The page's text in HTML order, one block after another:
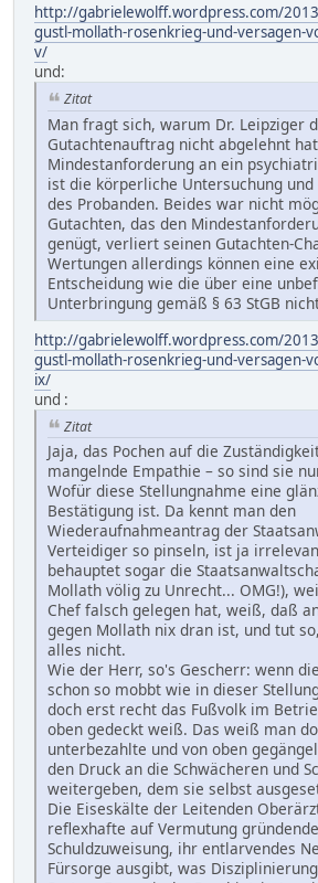
http://gabrielewolff.wordpress.com/
gustl-mollath-rosenkrieg-und-versagen-
v/
und:
Zitat
Man fragt sich, warum Dr. Leipziger
Gutachtenauftrag nicht abgelehnt
Mindestanforderung an ein
ist die körperliche Untersuchung
des Probanden. Beides war nicht
Gutachten, das den
genügt, verliert seinen Gutachten-
Wertungen allerdings können eine
Entscheidung wie die über eine
Unterbringung gemäß § 63 StGB
http://gabrielewolff.wordpress.com/
gustl-mollath-rosenkrieg-und-versagen-
ix/
und :
Zitat
Jaja, das Pochen auf die
mangelnde Empathie – so sind sie
Wofür diese Stellungnahme eine
Bestätigung ist. Da kennt man den
Wiederaufnahmeantrag der
Verteidiger so pinseln, ist ja
behauptet sogar die
Mollath völig zu Unrecht... OMG!),
Chef falsch gelegen hat, weiß, daß
gegen Mollath nix dran ist, und tut
alles nicht.
Wie der Herr, so's Gescherr: wenn
schon so mobbt wie in dieser
doch erst recht das Fußvolk im
oben gedeckt weiß. Das weiß man
unterbezahlte und von oben
den Druck an die Schwächeren und
weitergeben, dem sie selbst
Die Eiseskälte der Leitenden
reflexhafte auf Vermutung gründende
Schuldzuweisung, ihr entlarvendes
Fürsorge ausgibt, was